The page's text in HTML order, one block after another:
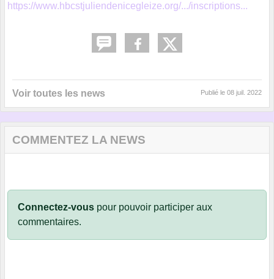
https://www.hbcstjuliendenicegleize.org/.../inscriptions...
Voir toutes les news Publié le 08 juil. 2022
COMMENTEZ LA NEWS
Connectez-vous pour pouvoir participer aux
commentaires.